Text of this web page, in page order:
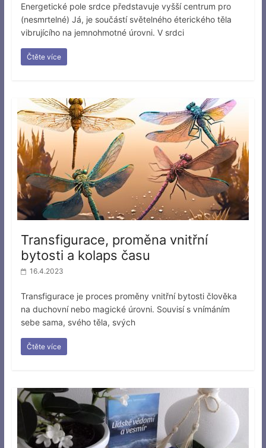
Energetické pole srdce představuje vyšší centrum pro
(nesmrtelné) Já, je součástí světelného éterického těla
vibrujícího na jemnohmotné úrovni. V srdci
Čtěte více
Transfigurace, proměna vnitřní
bytosti a kolaps času
16.4.2023
Transfigurace je proces proměny vnitřní bytosti člověka
na duchovní nebo magické úrovni. Souvisí s vnímáním
sebe sama, svého těla, svých
Čtěte více